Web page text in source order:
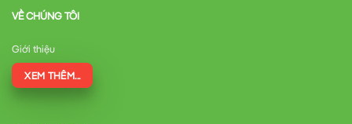
VỀ CHÚNG TÔI
Giới thiệu
XEM THÊM...